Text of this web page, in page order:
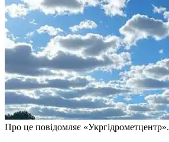
Про це повідомляє «Укргідрометцентр».